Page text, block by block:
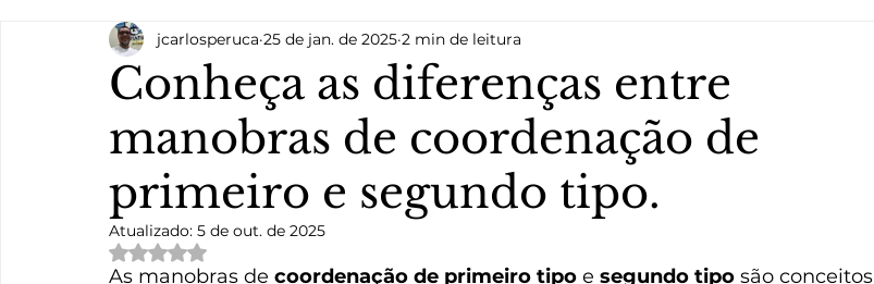
Regulamentos de Tráfego Aéreo Teoria de Voo do Avião
Conheça as diferenças entre
manobras de coordenação de
primeiro e segundo tipo.
jcarlosperuca 25 de jan. de 2025 2 min de leitura
Atualizado: 5 de out. de 2025
Avaliado com NaN de 5 estrelas.
As manobras de coordenação de primeiro tipo e segundo tipo são conceitos